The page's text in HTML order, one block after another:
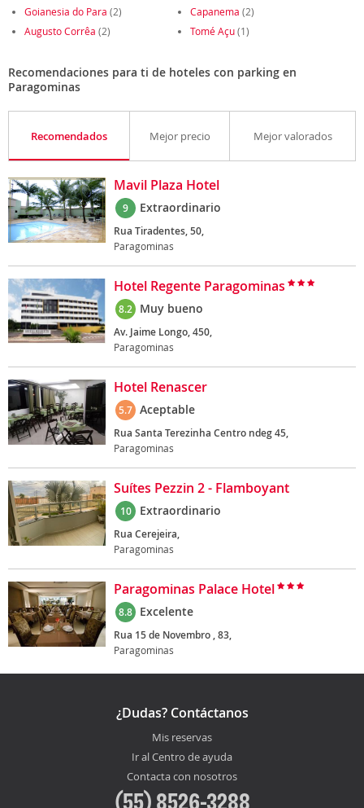
Goianesia do Para (2) Capanema (2)
Augusto Corrêa (2) Tomé Açu(1)
Recomendaciones para ti de hoteles con parking en
Paragominas
Recomendados Mejor precio Mejor valorados
Mavil Plaza Hotel
9 Extraordinario
Rua Tiradentes, 50,
Paragominas
Hotel Regente Paragominas
8.2 Muy bueno
Av. Jaime Longo, 450,
Paragominas
Hotel Renascer
5.7 Aceptable
Rua Santa Terezinha Centro ndeg 45,
Paragominas
Suítes Pezzin 2 - Flamboyant
10 Extraordinario
Rua Cerejeira,
Paragominas
Paragominas Palace Hotel
8.8 Excelente
Rua 15 de Novembro , 83,
Paragominas
¿Dudas? Contáctanos
Mis reservas
Ir al Centro de ayuda
Contacta con nosotros
(55) 8526-3288